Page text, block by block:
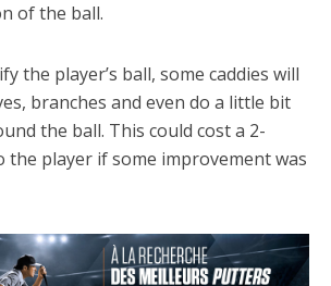
of the ball.
the player’s ball, some caddies will
branches and even do a little bit
the ball. This could cost a 2-
player if some improvement was